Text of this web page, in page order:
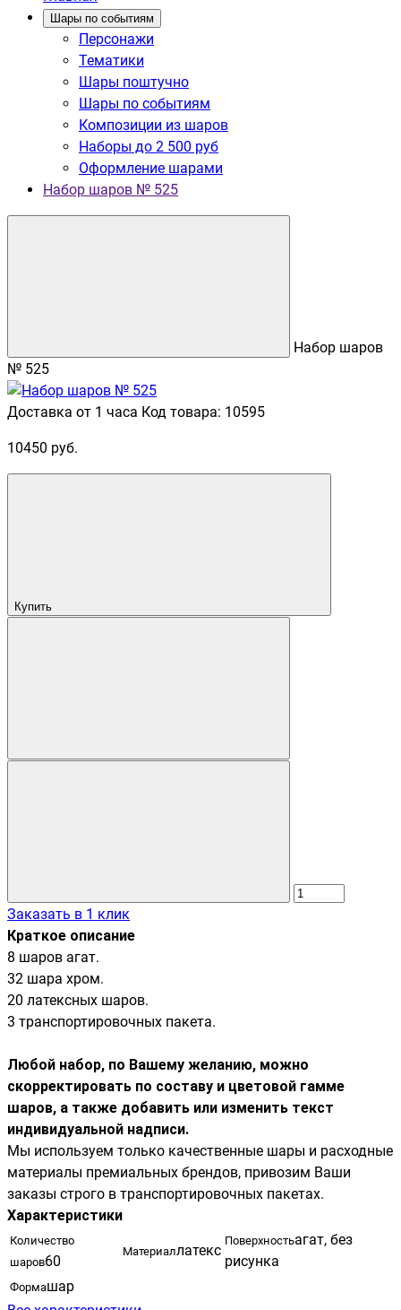
Шары по событиям
Персонажи
Тематики
Шары поштучно
Шары по событиям
Композиции из шаров
Наборы до 2 500 руб
Оформление шарами
Набор шаров № 525
Набор шаров
№ 525
Доставка от 1 часа Код товара: 10595
10450 руб.
Купить
Заказать в 1 клик
Краткое описание
8 шаров агат.
32 шара хром.
20 латексных шаров.
3 транспортировочных пакета.
Любой набор, по Вашему желанию, можно
скорректировать по составу и цветовой гамме
шаров, а также добавить или изменить текст
индивидуальной надписи.
Мы используем только качественные шары и расходные
материалы премиальных брендов, привозим Ваши
заказы строго в транспортировочных пакетах.
Характеристики
Количество
шаров60
Материаллатекс
Поверхностьагат, без
рисунка
Формашар